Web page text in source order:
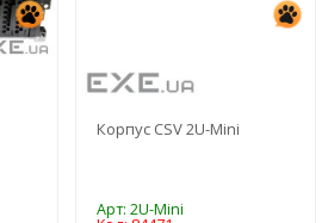
Корпус CSV 2U-Mini
Арт: 2U-Mini